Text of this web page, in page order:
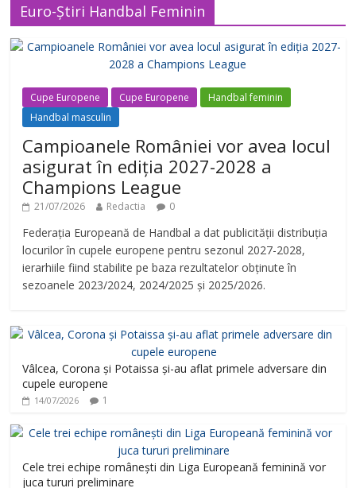
Euro-Știri Handbal Feminin
Cupe Europene Cupe Europene
Handbal feminin
Handbal masculin
Campioanele României vor avea locul
asigurat în ediția 2027-2028 a
Champions League
21/07/2026 Redactia 0
Federația Europeană de Handbal a dat publicității distribuția
locurilor în cupele europene pentru sezonul 2027-2028,
ierarhiile fiind stabilite pe baza rezultatelor obținute în
sezoanele 2023/2024, 2024/2025 și 2025/2026.
Vâlcea, Corona și Potaissa și-au aflat primele adversare din
cupele europene
14/07/2026 1
Cele trei echipe românești din Liga Europeană feminină vor
juca tururi preliminare